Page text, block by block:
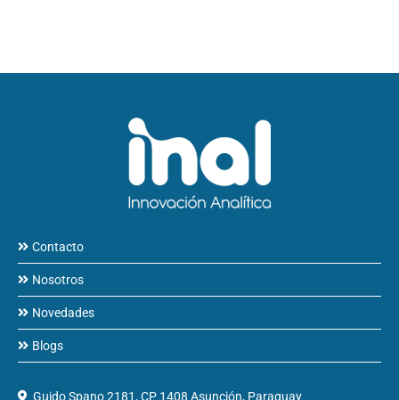
Contacto
Nosotros
Novedades
Blogs
Guido Spano 2181, CP 1408 Asunción, Paraguay